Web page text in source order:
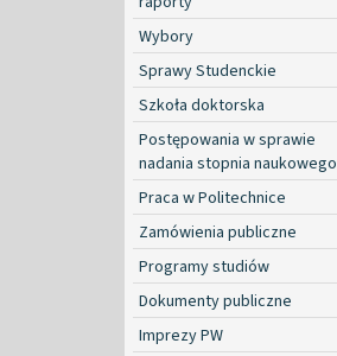
Wybory
Sprawy Studenckie
Szkoła doktorska
Postępowania w sprawie
nadania stopnia naukowego
Praca w Politechnice
Zamówienia publiczne
Programy studiów
Dokumenty publiczne
Imprezy PW